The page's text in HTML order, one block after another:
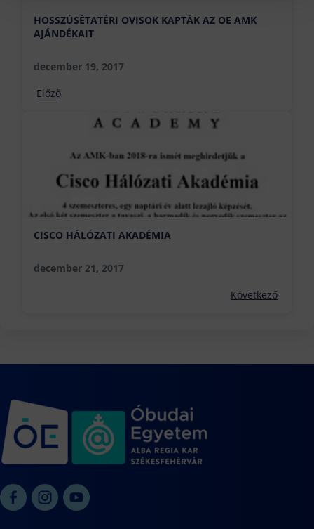
HOSSZÚSÉTATÉRI OVISOK KAPTÁK AZ OE AMK
AJÁNDÉKAIT
december 19, 2017
Előző
CISCO HÁLÓZATI AKADÉMIA
december 21, 2017
Következő